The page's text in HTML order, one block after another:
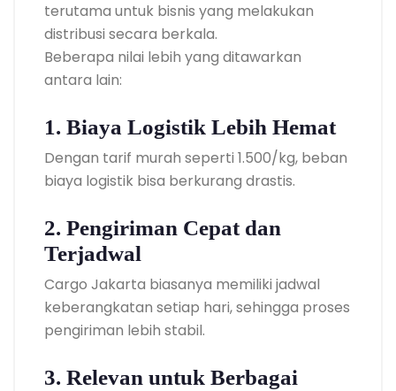
terutama untuk bisnis yang melakukan
distribusi secara berkala.
Beberapa nilai lebih yang ditawarkan
antara lain:
1. Biaya Logistik Lebih Hemat
Dengan tarif murah seperti 1.500/kg, beban
biaya logistik bisa berkurang drastis.
2. Pengiriman Cepat dan
Terjadwal
Cargo Jakarta biasanya memiliki jadwal
keberangkatan setiap hari, sehingga proses
pengiriman lebih stabil.
3. Relevan untuk Berbagai